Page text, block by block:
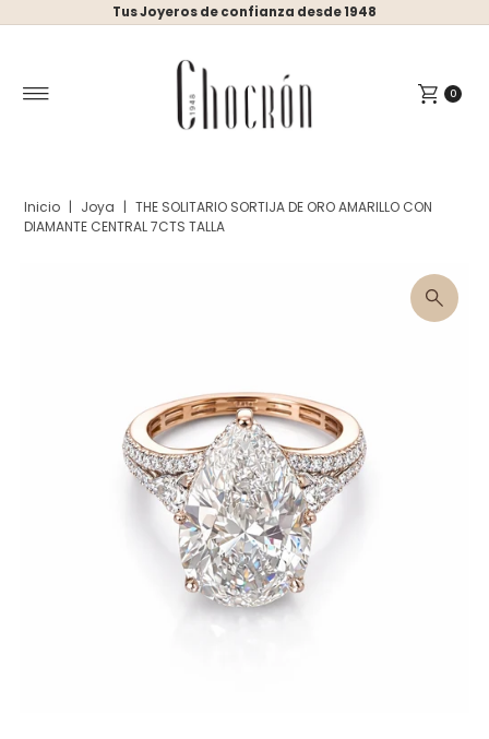
Ir directamente al contenido
Tus Joyeros de confianza desde 1948
0
Inicio | Joya | THE SOLITARIO SORTIJA DE ORO AMARILLO CON
DIAMANTE CENTRAL 7CTS TALLA